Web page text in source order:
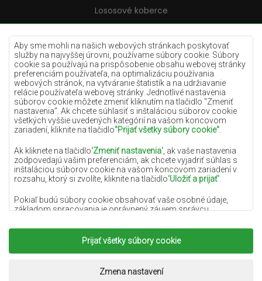
Aby sme mohli na našich webových stránkach poskytovať
služby na najvyššej úrovni, používame súbory cookie. Súbory
cookie sa používajú na prispôsobenie obsahu webovej stránky
preferenciám používateľa, na optimalizáciu používania
webových stránok, na vytváranie štatistík a na udržiavanie
relácie používateľa webovej stránky. Jednotlivé nastavenia
súborov cookie môžete zmeniť kliknutím na tlačidlo "Zmeniť
nastavenia". Ak chcete súhlasiť s inštaláciou súborov cookie
všetkých vyššie uvedených kategórií na vašom koncovom
zariadení, kliknite na tlačidlo"Prijať všetky súbory cookie"
Ak kliknete na tlačidlo'Zmeniť nastavenia' , ak vaše nastavenia
zodpovedajú vašim preferenciám, ak chcete vyjadriť súhlas s
inštaláciou súborov cookie na vašom koncovom zariadení v
rozsahu, ktorý si zvolíte, kliknite na tlačidlo'Uložiť a prijať'
Pokiaľ budú súbory cookie obsahovať vaše osobné údaje,
základom spracovania je oprávnený záujem správcu
podobe poskytovania vysokokvalitných služieb na našej
webovej stránke a marketingových aktivít správcu osobných
údajov a jeho dôveryhodných partnerov.
Viac informácií o súboroch cookie a spracovaní osobných
Prijať všetky súbory cookie
Zmena nastavení
Lososové koberce
Krémové koberce
Lilac koberce
Žlté koberce
Mätové koberce
Modré koberce
Oranžové koberce
Ružové koberce
Šedé koberce
Terakotové koberce
Zelené koberce
Zlaté koberce
Copyright 2022Koberce Chemex.Všetky práva
Realizácia:www.dimax.pl